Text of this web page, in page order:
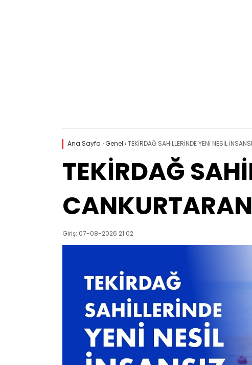
Ana Sayfa ›Genel ›TEKİRDAĞ SAHİLLERİNDE YENİ NESİL
TEKİRDAĞ
Giriş: 07-08-2026 21:02